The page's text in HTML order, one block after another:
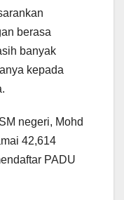
berasa
banyak
kepada
negeri, Mohd
42,614
PADU